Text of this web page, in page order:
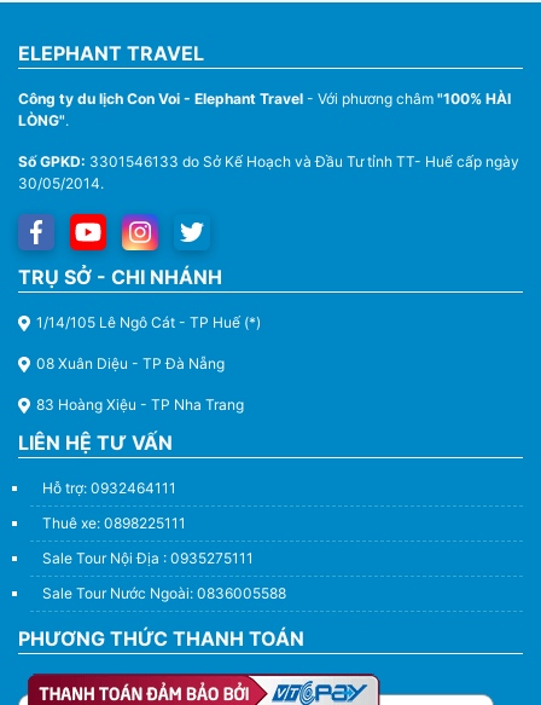
Thuê Xe Du Lịch Tại Huế – Từ 4 Chỗ Đến 45 Chỗ
ELEPHANT TRAVEL
Công ty du lịch Con Voi - Elephant Travel - Với phương châm "100% HÀI
LÒNG".
Số GPKD: 3301546133 do Sở Kế Hoạch và Đầu Tư tỉnh TT- Huế cấp ngày
30/05/2014.
TRỤ SỞ - CHI NHÁNH
1/14/105 Lê Ngô Cát - TP Huế (*)
08 Xuân Diệu - TP Đà Nẵng
83 Hoàng Xiệu - TP Nha Trang
LIÊN HỆ TƯ VẤN
Hỗ trợ: 0932464111
Thuê xe: 0898225111
Sale Tour Nội Địa : 0935275111
Sale Tour Nước Ngoài: 0836005588
PHƯƠNG THỨC THANH TOÁN